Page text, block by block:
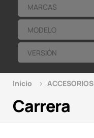
Carrera
Inicio ACCESORIOS